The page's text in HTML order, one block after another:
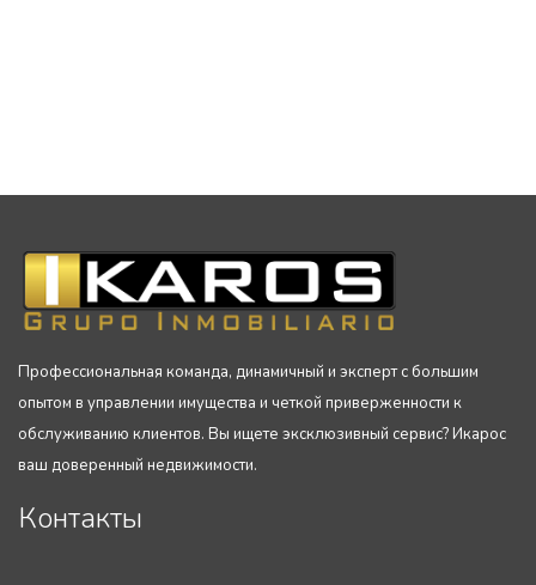
Профессиональная команда, динамичный и эксперт с большим
опытом в управлении имущества и четкой приверженности к
обслуживанию клиентов. Вы ищете эксклюзивный сервис? Икарос
ваш доверенный недвижимости.
Контакты